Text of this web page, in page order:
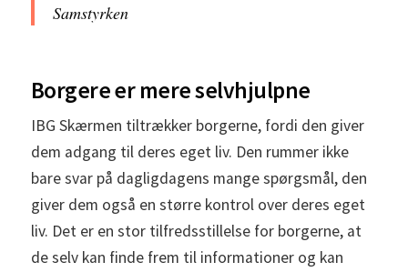
Samstyrken
Borgere er mere selvhjulpne
IBG Skærmen tiltrækker borgerne, fordi den giver
dem adgang til deres eget liv. Den rummer ikke
bare svar på dagligdagens mange spørgsmål, den
giver dem også en større kontrol over deres eget
liv. Det er en stor tilfredsstillelse for borgerne, at
de selv kan finde frem til informationer og kan